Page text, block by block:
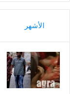
الأشهر